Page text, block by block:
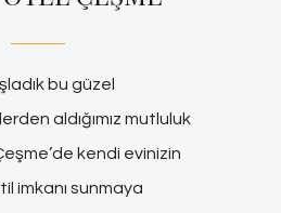
bu güzel
aldığımız mutluluk
kendi evinizin
imkanı sunmaya